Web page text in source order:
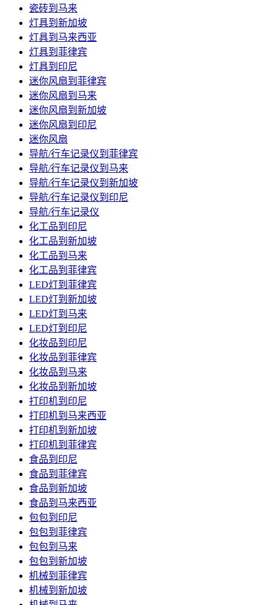
瓷砖到马来
灯具到新加坡
灯具到马来西亚
灯具到菲律宾
灯具到印尼
迷你风扇到菲律宾
迷你风扇到马来
迷你风扇到新加坡
迷你风扇到印尼
迷你风扇
导航/行车记录仪到菲律宾
导航/行车记录仪到马来
导航/行车记录仪到新加坡
导航/行车记录仪到印尼
导航/行车记录仪
化工品到印尼
化工品到新加坡
化工品到马来
化工品到菲律宾
LED灯到菲律宾
LED灯到新加坡
LED灯到马来
LED灯到印尼
化妆品到印尼
化妆品到菲律宾
化妆品到马来
化妆品到新加坡
打印机到印尼
打印机到马来西亚
打印机到新加坡
打印机到菲律宾
食品到印尼
食品到菲律宾
食品到新加坡
食品到马来西亚
包包到印尼
包包到菲律宾
包包到马来
包包到新加坡
机械到菲律宾
机械到新加坡